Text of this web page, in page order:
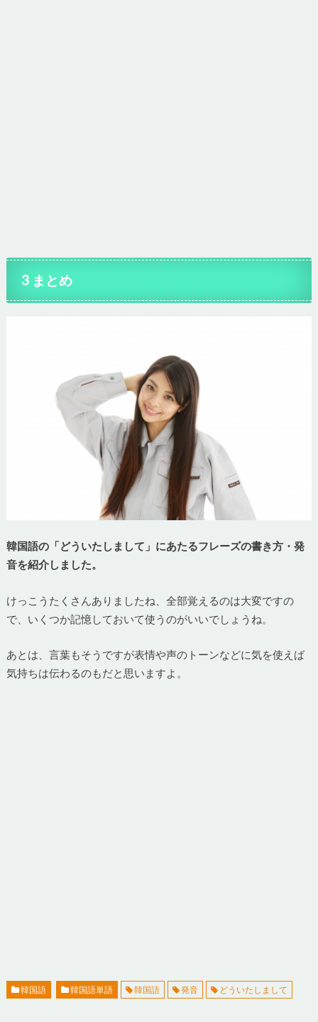
3 まとめ
韓国語の「どういたしまして」にあたるフレーズの書き方・発
音を紹介しました。
けっこうたくさんありましたね、全部覚えるのは大変ですの
で、いくつか記憶しておいて使うのがいいでしょうね。
あとは、言葉もそうですが表情や声のトーンなどに気を使えば
気持ちは伝わるのもだと思いますよ。
韓国語 韓国語単語 韓国語 発音 どういたしまして